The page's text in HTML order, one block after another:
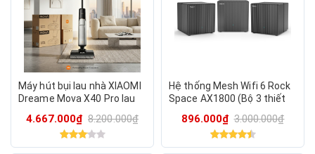
Máy hút bụi lau nhà XIAOMI
Dreame Mova X40 Pro lau
khô giẻ
4.667.000₫ 8.200.000₫
Hệ thống Mesh Wifi 6 Rock
Space AX1800 (Bộ 3 thiết
Wifi Tốc Độ Vượt Trội
896.000₫ 3.000.000₫